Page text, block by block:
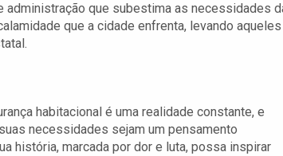
que subestima as necessidades
que a cidade enfrenta, levando aqueles
habitacional é uma realidade constante, e
necessidades sejam um pensamento
história, marcada por dor e luta, possa inspirar